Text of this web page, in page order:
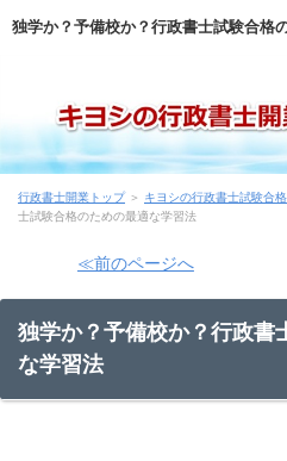
独学か？予備校か？行政書士試験合格
自己紹介
目次
登録申請まで
申請後～開業前
営業
行政書士開業トップ＞ キヨシの行政書士試験合
士試験合格のための最適な学習法
≪前のページへ
独学か？予備校か？行政書
な学習法